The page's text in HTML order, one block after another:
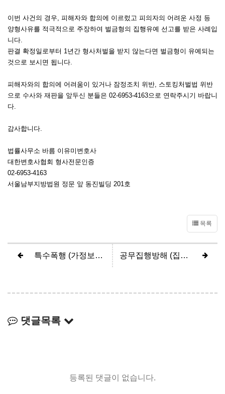
이번 사건의 경우, 피해자와 합의에 이르렀고 피의자의 어려운 사정 등
양형사유를 적극적으로 주장하여 벌금형의 집행유예 선고를 받은 사례입
니다.
판결 확정일로부터 1년간 형사처벌을 받지 않는다면 벌금형이 유예되는
것으로 보시면 됩니다.
피해자와의 합의에 어려움이 있거나 잠정조치 위반, 스토킹처벌법 위반
으로 수사와 재판을 앞두신 분들은 02-6953-4163으로 연락주시기 바랍니
다.
감사합니다.
법률사무소 바름 이유미변호사
대한변호사협회 형사전문인증
02-6953-4163
서울남부지방법원 정문 앞 동진빌딩 201호
목록
특수폭행 (가정보호사건 송치처분) 공무집행방해 (집행유예)
댓글목록
등록된 댓글이 없습니다.